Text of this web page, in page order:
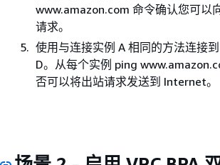
www.amazon.com 命令确认您可以
请求。
使用与连接实例 A 相同的方法连接
D。从每个实例 ping
否可以将出站请求发送到 Internet。